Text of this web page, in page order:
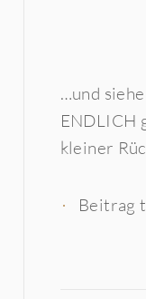
…und
ENDLICH
kleiner
Beitrag